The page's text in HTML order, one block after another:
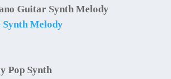
Melody